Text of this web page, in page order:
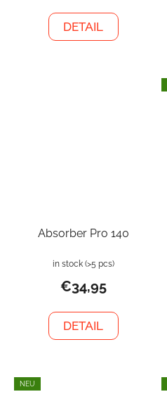
DETAIL
Absorber Pro 140
in stock (>5 pcs)
€34,95
DETAIL
NEU